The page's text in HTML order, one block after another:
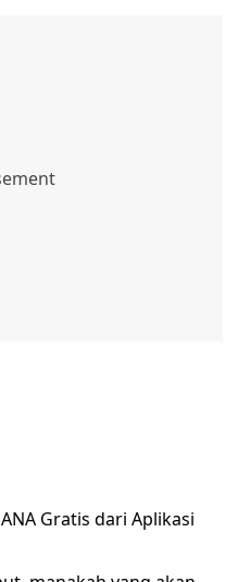
Gratis dari Aplikasi